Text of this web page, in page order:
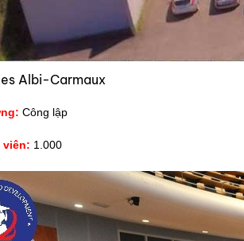
Albi-Carmaux
Công lập
viên: 1.000